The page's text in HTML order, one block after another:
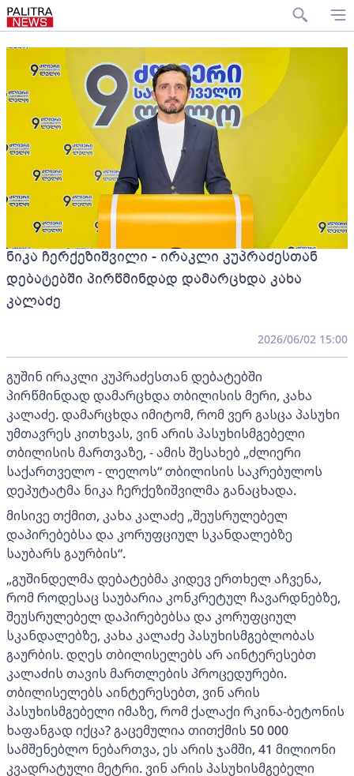
ნიკა ჩერქეზიშვილი - ირაკლი კუპრაძესთან
დებატებში პირწმინდად დამარცხდა კახა
კალაძე
2026/06/02 15:00
გუშინ ირაკლი კუპრაძესთან დებატებში
პირწმინდად დამარცხდა თბილისის მერი, კახა
კალაძე. დამარცხდა იმიტომ, რომ ვერ გასცა პასუხი
უმთავრეს კითხვას, ვინ არის პასუხისმგებელი
თბილისის მართვაზე, - ამის შესახებ „ძლიერი
საქართველო - ლელოს“ თბილისის საკრებულოს
დეპუტატმა ნიკა ჩერქეზიშვილმა განაცხადა.
მისივე თქმით, კახა კალაძე „შეუსრულებელ
დაპირებებსა და კორუფციულ სკანდალებზე
საუბარს გაურბის“.
„გუშინდელმა დებატებმა კიდევ ერთხელ აჩვენა,
რომ როდესაც საუბარია კონკრეტულ ჩავარდნებზე,
შეუსრულებელ დაპირებებსა და კორუფციულ
სკანდალებზე, კახა კალაძე პასუხისმგებლობას
გაურბის. დღეს თბილისელებს არ აინტერესებთ
კალაძის თავის მართლების პროცედურები.
თბილისელებს აინტერესებთ, ვინ არის
პასუხისმგებელი იმაზე, რომ ქალაქი რკინა-ბეტონის
ხაფანგად იქცა? გაცემულია თითქმის 50 000
სამშენებლო ნებართვა, ეს არის ჯამში, 41 მილიონი
კვადრატული მეტრი. ვინ არის პასუხისმგებელი